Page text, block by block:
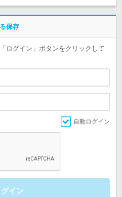
保存
ログイン」ボタンをクリックして
自動ログイン
グイン